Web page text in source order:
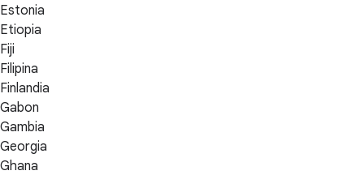
Estonia
Etiopia
Fiji
Filipina
Finlandia
Gabon
Gambia
Georgia
Ghana